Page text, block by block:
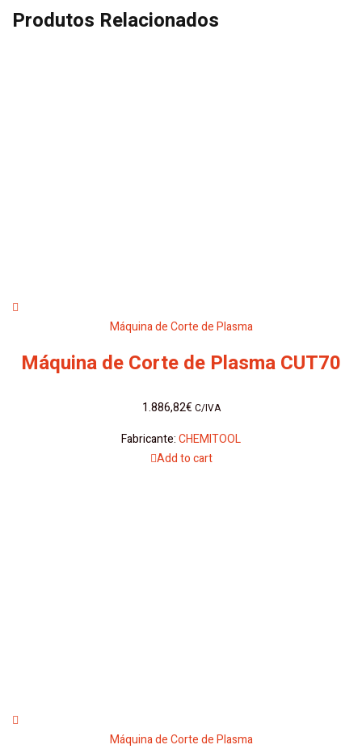
Produtos Relacionados
Máquina de Corte de Plasma
Máquina de Corte de Plasma CUT70
1.886,82€ C/IVA
Fabricante:CHEMITOOL
Add to cart
Máquina de Corte de Plasma